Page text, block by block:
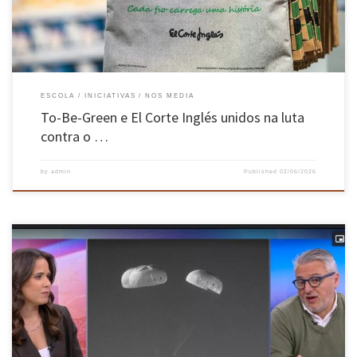
ESCOLA INICIATIVAS NOS MEDIA
To-Be-Green e El Corte Inglés unidos na luta
contra o …
by admin Published02/06/2026
O Diretor de Curso de Mestrado em Engenharia Aeroespacial na EEUM, Professor Gustavo
Dias, esteve na RTP Notícias a esclarecer algumas questões relacionadas com a missão
Artemis. Para ouvir aqui e aqui